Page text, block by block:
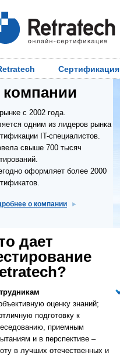
Сертификация
с 2002 года.
одним из лидеров рынка
IT-специалистов.
свыше 700 тысяч
оформляет более 2000
о компании
дает
оценку знаний;
подготовку к
приемным
и в перспективе –
в лучших отечественных и